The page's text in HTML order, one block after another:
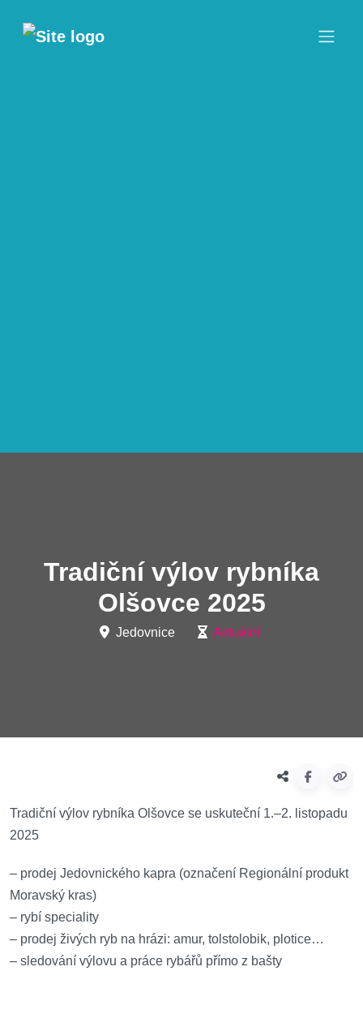
Tradiční výlov rybníka
Olšovce 2025
Jedovnice Aktuální
Tradiční výlov rybníka Olšovce se uskuteční 1.–2. listopadu
2025
– prodej Jedovnického kapra (označení Regionální produkt
Moravský kras)
– rybí speciality
– prodej živých ryb na hrázi: amur, tolstolobik, plotice…
– sledování výlovu a práce rybářů přímo z bašty